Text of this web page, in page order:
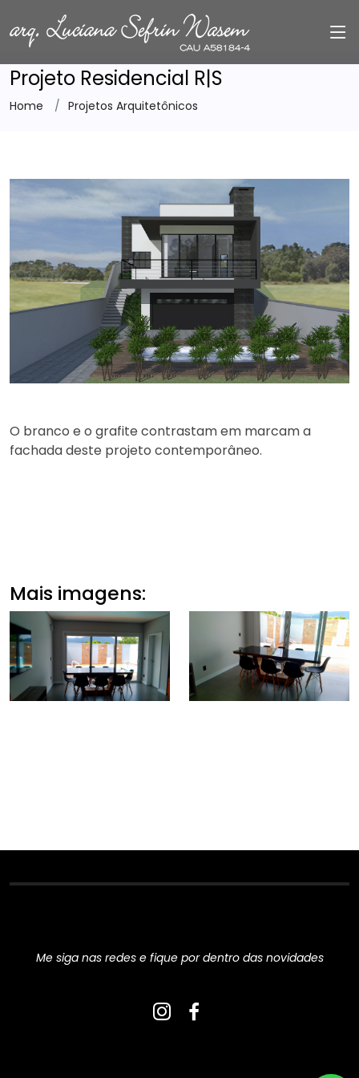
Projeto Residencial R|S
Home Projetos Arquitetônicos
O branco e o grafite contrastam em marcam a
fachada deste projeto contemporâneo.
Mais imagens:
Me siga nas redes e fique por dentro das novidades